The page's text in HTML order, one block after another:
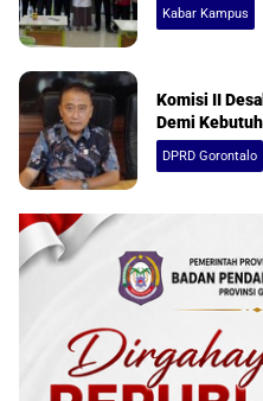
Kabar Kampus
Komisi II
Demi
DPRD Gorontalo